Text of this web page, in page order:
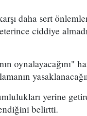
daha sert
ciddiye
oynalayacağını"
yerine
belirtti.